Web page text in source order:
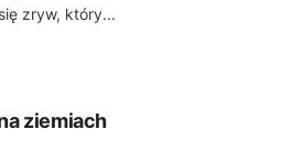
zryw, który...
ziemiach